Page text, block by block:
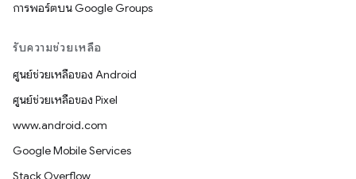
การพอร์ตบน Google Groups
รับความช่วยเหลือ
ศูนย์ช่วยเหลือของ Android
ศูนย์ช่วยเหลือของ Pixel
www.android.com
Google Mobile Services
Stack Overflow